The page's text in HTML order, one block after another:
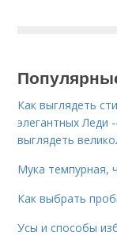
Как выглядеть
элегантных Леди
выглядеть
Мука темпурная,
Как выбрать
Усы и способы